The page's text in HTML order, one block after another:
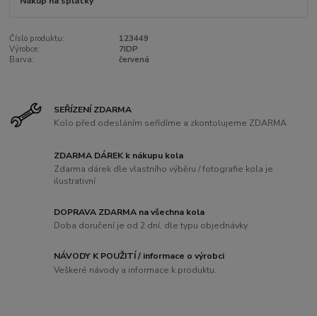
Číslo produktu:
123449
Výrobce:
7IDP
Barva:
červená
SEŘÍZENÍ ZDARMA
Kolo před odesláním seřídíme a zkontolujeme ZDARMA
ZDARMA DÁREK k nákupu kola
Zdarma dárek dle vlastního výběru / fotografie kola je
ilustrativní
DOPRAVA ZDARMA na všechna kola
Doba doručení je od 2 dní, dle typu objednávky
NÁVODY K POUŽITÍ / informace o výrobci
Veškeré návody a informace k produktu.